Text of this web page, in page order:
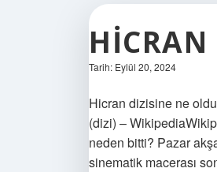
Tarih: Eylül 20, 2024
Hicran dizisine ne
(dizi) –
neden bitti? Pazar
sinematik macerası